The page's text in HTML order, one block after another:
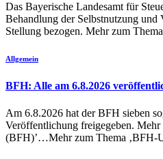
Das Bayerische Landesamt für
Behandlung der Selbstnutzung und
Stellung bezogen. Mehr zum
Allgemein
BFH: Alle am 6.8.2026
Am 6.8.2026 hat der BFH sieben
Veröffentlichung freigegeben.
(BFH)’…Mehr zum Thema ‚BFH-